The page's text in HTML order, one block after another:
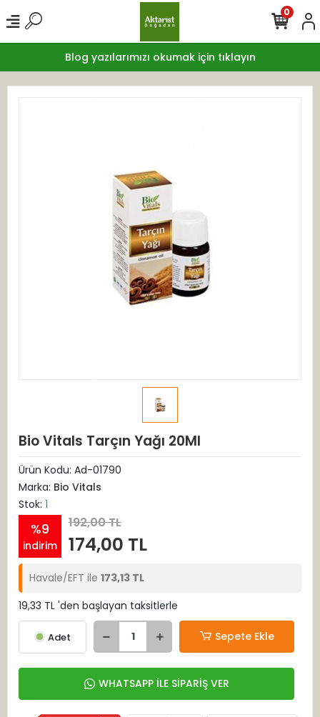
Blog yazılarımızı okumak için tıklayın
0
Bio Vitals Tarçın Yağı 20Ml
Ürün Kodu: Ad-01790
Marka: Bio Vitals
Stok: 1
%9
indirim
192,00 TL
174,00 TL
Havale/EFT ile 173,13 TL
19,33 TL 'den başlayan taksitlerle
Adet Sepete Ekle
WHATSAPP İLE SİPARİŞ VER